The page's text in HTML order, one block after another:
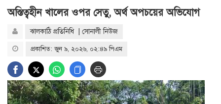
অস্তিত্বহীন খালের ওপর সেতু, অর্থ অপচয়ের অভিযোগ
ঝালকাঠি প্রতিনিধি | সোনালী নিউজ
প্রকাশিত: জুন ৯, ২০২৬, ০২:৪৯ পিএম